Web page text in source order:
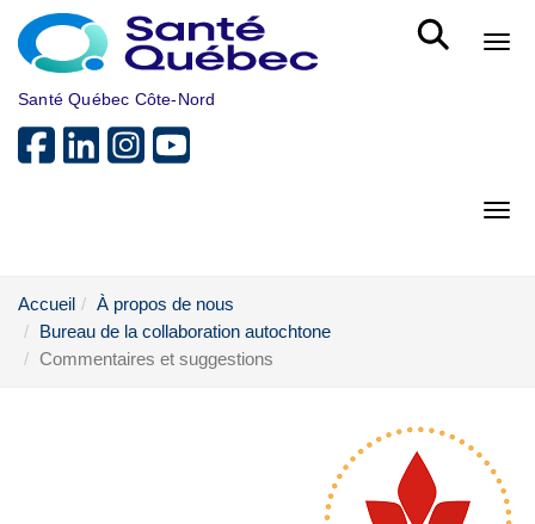
Aller au menu principal
Santé Québec Côte-Nord
Accueil
À propos de nous
Bureau de la collaboration autochtone
Commentaires et suggestions